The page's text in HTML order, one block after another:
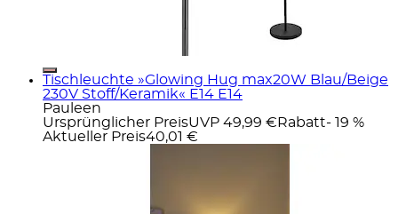
Tischleuchte »Glowing Hug max20W Blau/Beige
230V Stoff/Keramik« E14 E14
Pauleen
Ursprünglicher PreisUVP 49,99 € Rabatt- 19 %
Aktueller Preis40,01 €